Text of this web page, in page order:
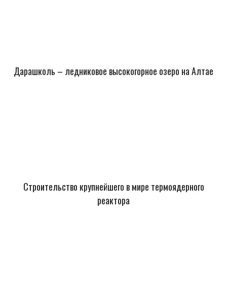
Дарашколь – ледниковое высокогорное озеро на Алтае
Строительство крупнейшего в мире термоядерного
реактора